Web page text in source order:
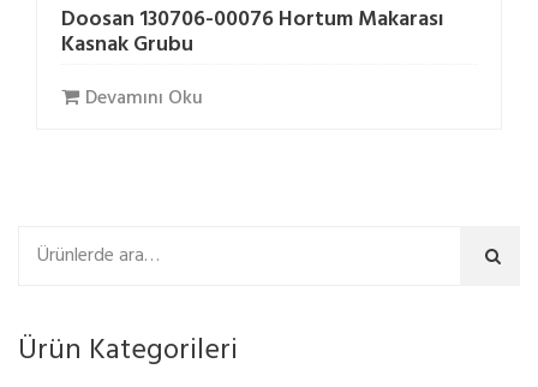
Doosan 130706-00076 Hortum Makarası
Kasnak Grubu
Devamını Oku
Ara
Ürün Kategorileri